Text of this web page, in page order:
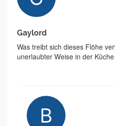
Gaylord
Was treibt sich dieses Flöhe
unerlaubter Weise in der